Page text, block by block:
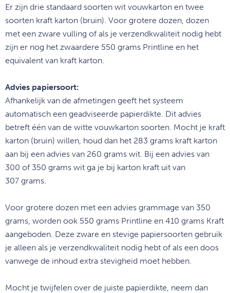
Er zijn drie standaard soorten wit vouwkarton en twee
soorten kraft karton (bruin). Voor grotere dozen, dozen
met een zware vulling of als je verzendkwaliteit nodig hebt
zijn er nog het zwaardere 550 grams Printline en het
equivalent van kraft karton.
Advies papiersoort:
Afhankelijk van de afmetingen geeft het systeem
automatisch een geadviseerde papierdikte. Dit advies
betreft één van de witte vouwkarton soorten. Mocht je kraft
karton (bruin) willen, houd dan het 283 grams kraft karton
aan bij een advies van 260 grams wit. Bij een advies van
300 of 350 grams wit ga je bij karton kraft uit van
307 grams.
Voor grotere dozen met een advies grammage van 350
grams, worden ook 550 grams Printline en 410 grams Kraft
aangeboden. Deze zware en stevige papiersoorten gebruik
je alleen als je verzendkwaliteit nodig hebt of als een doos
vanwege de inhoud extra stevigheid moet hebben.
Mocht je twijfelen over de juiste papierdikte, neem dan